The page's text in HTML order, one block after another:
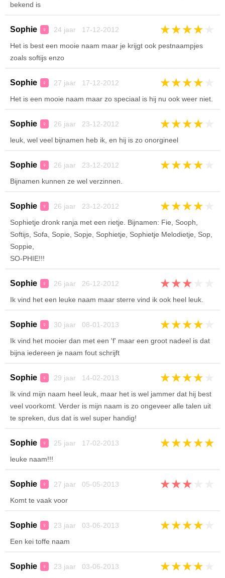
bekend is
Sophie ♀ 24 jaar 17-12-2012 ★★★★
Het is best een mooie naam maar je krijgt ook pestnaampjes
zoals softijs enzo
Sophie ♀ 27 jaar 17-12-2012 ★★★★
Het is een mooie naam maar zo speciaal is hij nu ook weer niet.
Sophie ♀ 26 jaar 23-12-2012 ★★★★
leuk, wel veel bijnamen heb ik, en hij is zo onorgineel
Sophie ♀ 26 jaar 23-12-2012 ★★★★
Bijnamen kunnen ze wel verzinnen.
Sophie ♀ 26 jaar 23-12-2012 ★★★★
Sophietje dronk ranja met een rietje. Bijnamen: Fie, Sooph,
Softijs, Sofa, Sopie, Sopje, Sophietje, Sophietje Melodietje, Sop,
Soppie,
SO-PHIE!!!
Sophie ♀ 26 jaar 26-12-2012 ★★★
Ik vind het een leuke naam maar sterre vind ik ook heel leuk.
Sophie ♀ 30 jaar 08-01-2013 ★★★★
Ik vind het mooier dan met een 'f' maar een groot nadeel is dat
bijna iedereen je naam fout schrijft
Sophie ♀ 29 jaar 14-02-2013 ★★★★
Ik vind mijn naam heel leuk, maar het is wel jammer dat hij best
veel voorkomt. Verder is mijn naam is zo ongeveer alle talen uit
te spreken, dus dat is wel super handig!
Sophie ♀ 25 jaar 17-02-2013 ★★★★★
leuke naam!!!
Sophie ♀ 27 jaar 05-05-2013 ★★★
Komt te vaak voor
Sophie ♀ 23 jaar 03-06-2013 ★★★★
Een kei toffe naam
Sophie ♀ 23 jaar 03-06-2013 ★★★★